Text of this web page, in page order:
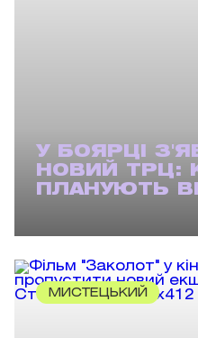
У БОЯРЦІ
НОВИЙ ТРЦ:
ПЛАНУЮТЬ
МИСТЕЦЬКИЙ